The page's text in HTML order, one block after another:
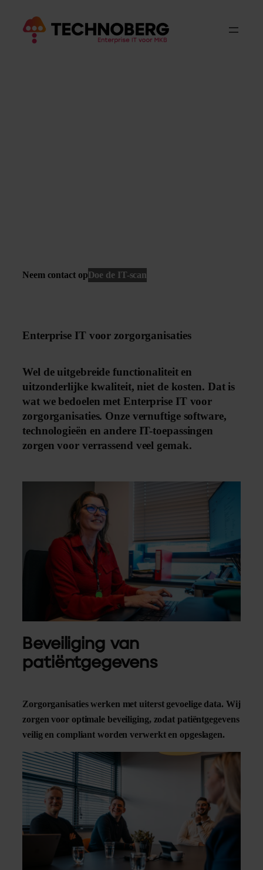
Neem contact opDoe de IT-scan
Enterprise IT voor zorgorganisaties
Wel de uitgebreide functionaliteit en
uitzonderlijke kwaliteit, niet de kosten. Dat is
wat we bedoelen met Enterprise IT voor
zorgorganisaties. Onze vernuftige software,
technologieën en andere IT-toepassingen
zorgen voor verrassend veel gemak.
Beveiliging van
patiëntgegevens
Zorgorganisaties werken met uiterst gevoelige data. Wij
zorgen voor optimale beveiliging, zodat patiëntgegevens
veilig en compliant worden verwerkt en opgeslagen.